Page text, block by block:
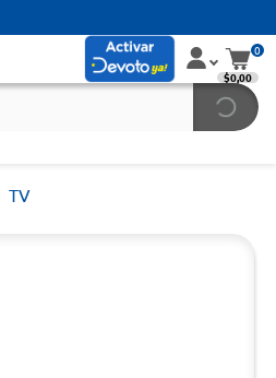
0
$0,00
TV